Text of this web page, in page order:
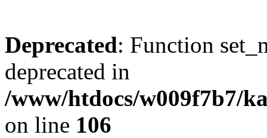
Deprecated: Function
deprecated in
/www/htdocs/w009f7b7/
on line 106